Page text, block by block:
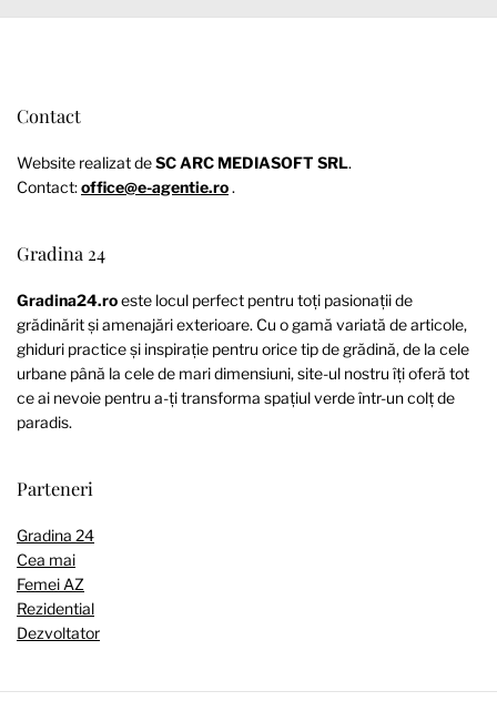
Contact
Website realizat deSC ARC MEDIASOFT SRL.
Contact:office@e-agentie.ro.
Gradina 24
Gradina24.roeste locul perfect pentru toți pasionații de
grădinărit și amenajări exterioare. Cu o gamă variată de articole,
ghiduri practice și inspirație pentru orice tip de grădină, de la cele
urbane până la cele de mari dimensiuni, site-ul nostru îți oferă tot
ce ai nevoie pentru a-ți transforma spațiul verde într-un colț de
paradis.
Parteneri
Gradina 24
Cea mai
Femei AZ
Rezidential
Dezvoltator